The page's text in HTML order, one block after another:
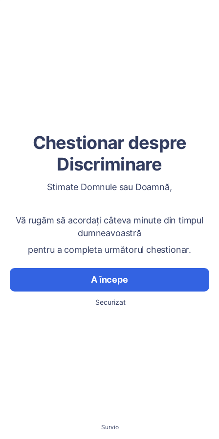
Chestionar despre
Discriminare
Stimate Domnule sau Doamnă,
Vă rugăm să acordați câteva minute din timpul
dumneavoastră
pentru a completa următorul chestionar.
A începe
Securizat
Survio